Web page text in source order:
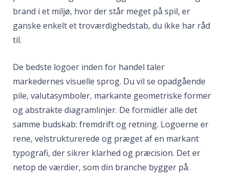
brand i et miljø, hvor der står meget på spil, er
ganske enkelt et troværdighedstab, du ikke har råd
til.
De bedste logoer inden for handel taler
markedernes visuelle sprog. Du vil se opadgående
pile, valutasymboler, markante geometriske former
og abstrakte diagramlinjer. De formidler alle det
samme budskab: fremdrift og retning. Logoerne er
rene, velstrukturerede og præget af en markant
typografi, der sikrer klarhed og præcision. Det er
netop de værdier, som din branche bygger på.